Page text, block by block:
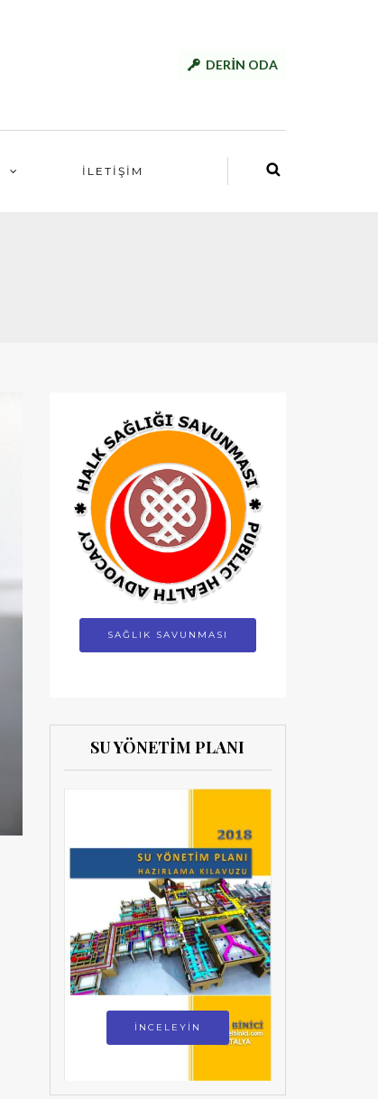
DERİN ODA
İLETİŞİM
SAĞLIK SAVUNMASI
SU YÖNETİM PLANI
İNCELEYİN